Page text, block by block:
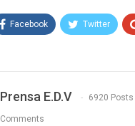
Facebook Twitter
Prensa E.D.V 6920 Posts
Comments